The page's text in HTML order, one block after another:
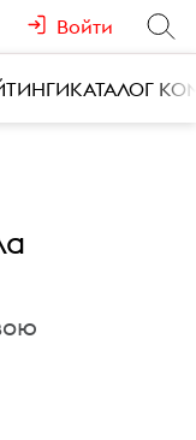
Войти
КАТАЛОГ